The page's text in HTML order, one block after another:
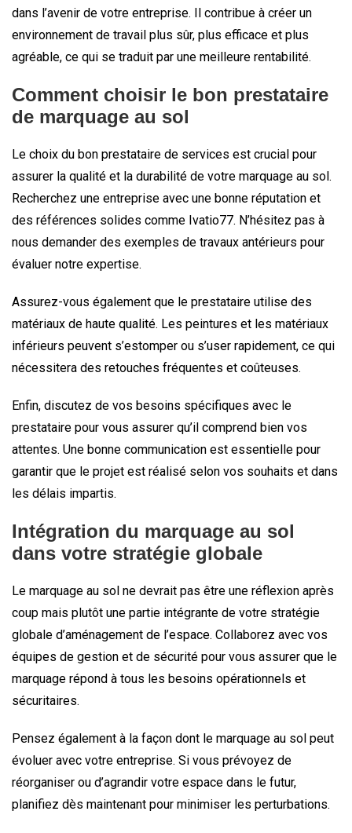
dans l’avenir de votre entreprise. Il contribue à créer un
environnement de travail plus sûr, plus efficace et plus
agréable, ce qui se traduit par une meilleure rentabilité.
Comment choisir le bon prestataire
de marquage au sol
Le choix du bon prestataire de services est crucial pour
assurer la qualité et la durabilité de votre marquage au sol.
Recherchez une entreprise avec une bonne réputation et
des références solides comme Ivatio77. N’hésitez pas à
nous demander des exemples de travaux antérieurs pour
évaluer notre expertise.
Assurez-vous également que le prestataire utilise des
matériaux de haute qualité. Les peintures et les matériaux
inférieurs peuvent s’estomper ou s’user rapidement, ce qui
nécessitera des retouches fréquentes et coûteuses.
Enfin, discutez de vos besoins spécifiques avec le
prestataire pour vous assurer qu’il comprend bien vos
attentes. Une bonne communication est essentielle pour
garantir que le projet est réalisé selon vos souhaits et dans
les délais impartis.
Intégration du marquage au sol
dans votre stratégie globale
Le marquage au sol ne devrait pas être une réflexion après
coup mais plutôt une partie intégrante de votre stratégie
globale d’aménagement de l’espace. Collaborez avec vos
équipes de gestion et de sécurité pour vous assurer que le
marquage répond à tous les besoins opérationnels et
sécuritaires.
Pensez également à la façon dont le marquage au sol peut
évoluer avec votre entreprise. Si vous prévoyez de
réorganiser ou d’agrandir votre espace dans le futur,
planifiez dès maintenant pour minimiser les perturbations.